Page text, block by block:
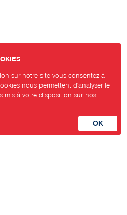
sur notre site vous consentez à
nous permettent d'analyser le
mis à votre disposition sur nos